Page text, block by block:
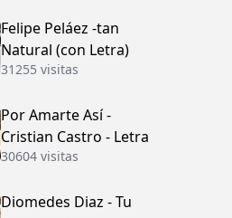
Felipe Peláez -tan
Natural (con Letra)
31255 visitas
Por Amarte Así -
Cristian Castro - Letra
30604 visitas
Diomedes Diaz - Tu